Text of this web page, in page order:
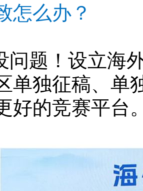
怎么办？
问题！设立海
单独征稿、单
好的竞赛平台